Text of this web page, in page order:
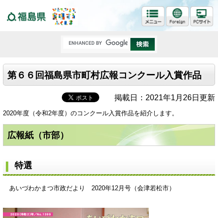
第６６回福島県市町村広報コンクール入賞作品
掲載日：2021年1月26日更新
2020年度（令和2年度）のコンクール入賞作品を紹介します。
広報紙（市部）
特選
あいづわかまつ市政だより 2020年12月号（会津若松市）